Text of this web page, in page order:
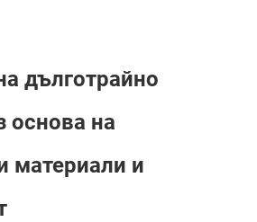
дълготрайно
основа на
материали и